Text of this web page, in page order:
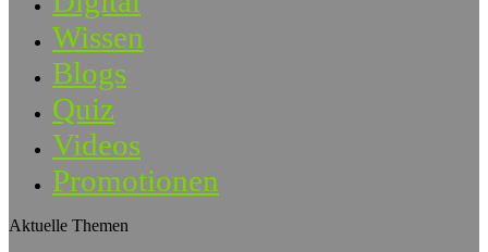
Wissen
Blogs
Quiz
Videos
Promotionen
Aktuelle Themen